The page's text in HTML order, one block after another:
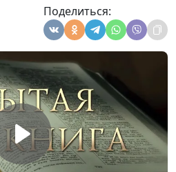
Поделиться:
Юрий Волобоев,
священнослужитель
Юрий Волобоев,
священнослужитель
Юлия Синицына,
Юрий Волобоев,
священнослужитель